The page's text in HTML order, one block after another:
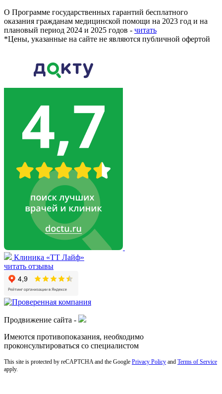
О Программе государственных гарантий бесплатного
оказания гражданам медицинской помощи на 2023 год и на
плановый период 2024 и 2025 годов - читать
*Цены, указанные на сайте не являются публичной офертой
Клиника «ТТ Лайф»
читать отзывы
Продвижение сайта -
Имеются противопоказания, необходимо
проконсультироваться со специалистом
This site is protected by reCAPTCHA and the Google Privacy Policy and Terms of Service
apply.